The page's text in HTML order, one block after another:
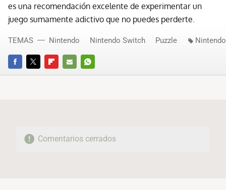
es una recomendación excelente de experimentar un
juego sumamente adictivo que no puedes perderte.
FACEBOOKTWITTERFLIPBOARD
E-
WHATSAPP
TEMAS Nintendo Nintendo Switch Puzzle
Comentarios cerrados